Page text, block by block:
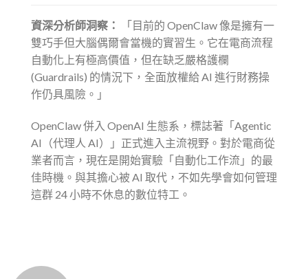
資深分析師洞察：
「目前的 OpenClaw 像是擁有一
雙巧手但大腦偶爾會當機的實習生。它在電商流程
自動化上有極高價值，但在缺乏嚴格護欄
(Guardrails) 的情況下，全面放權給 AI 進行財務操
作仍具風險。」
OpenClaw 併入 OpenAI 生態系，標誌著「Agentic
AI（代理人 AI）」正式進入主流視野。對於電商從
業者而言，現在是開始實驗「自動化工作流」的最
佳時機。與其擔心被 AI 取代，不如先學會如何管理
這群 24 小時不休息的數位特工。